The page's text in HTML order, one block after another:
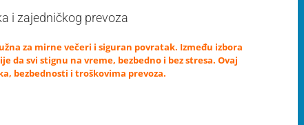
i zajedničkog prevoza
za mirne večeri i siguran povratak. Između izbora
da svi stignu na vreme, bezbedno i bez stresa. Ovaj
bezbednosti i troškovima prevoza.